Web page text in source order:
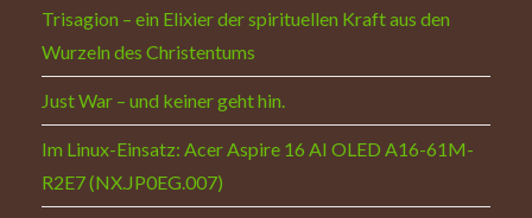
Trisagion – ein Elixier der spirituellen Kraft aus den
Wurzeln des Christentums
Just War – und keiner geht hin.
Im Linux-Einsatz: Acer Aspire 16 AI OLED A16-61M-
R2E7 (NX.JP0EG.007)